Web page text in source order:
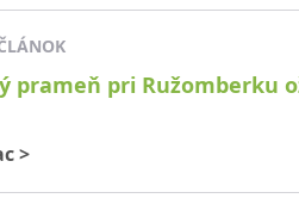
prameň pri Ružomberku
>